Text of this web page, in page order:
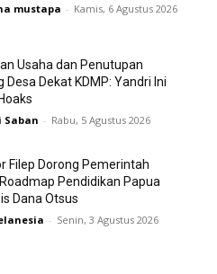
mustapa - Kamis, 6 Agustus 2026
Usaha dan Penutupan
Desa Dekat KDMP: Yandri Ini
Saban - Rabu, 5 Agustus 2026
Filep Dorong Pemerintah
Pendidikan Papua
Dana Otsus
- Senin, 3 Agustus 2026